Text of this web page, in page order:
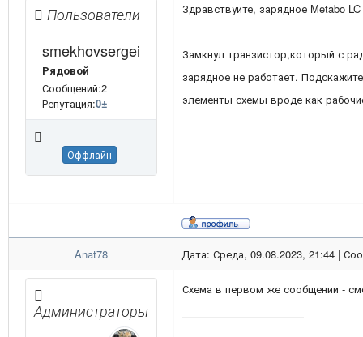
Пользователи
smekhovsergei
Рядовой
Сообщений:2
Репутация:0±
Оффлайн
Здравствуйте, зарядное Metabo
Замкнул транзистор,который с
зарядное не работает.
элементы схемы вроде как
Anat78 Дата: Среда, 09.08.2023, 21:44 |
Администраторы
Схема в первом же сообщении -